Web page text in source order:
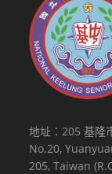
地址：205 基隆
No.20,
205, Taiwan